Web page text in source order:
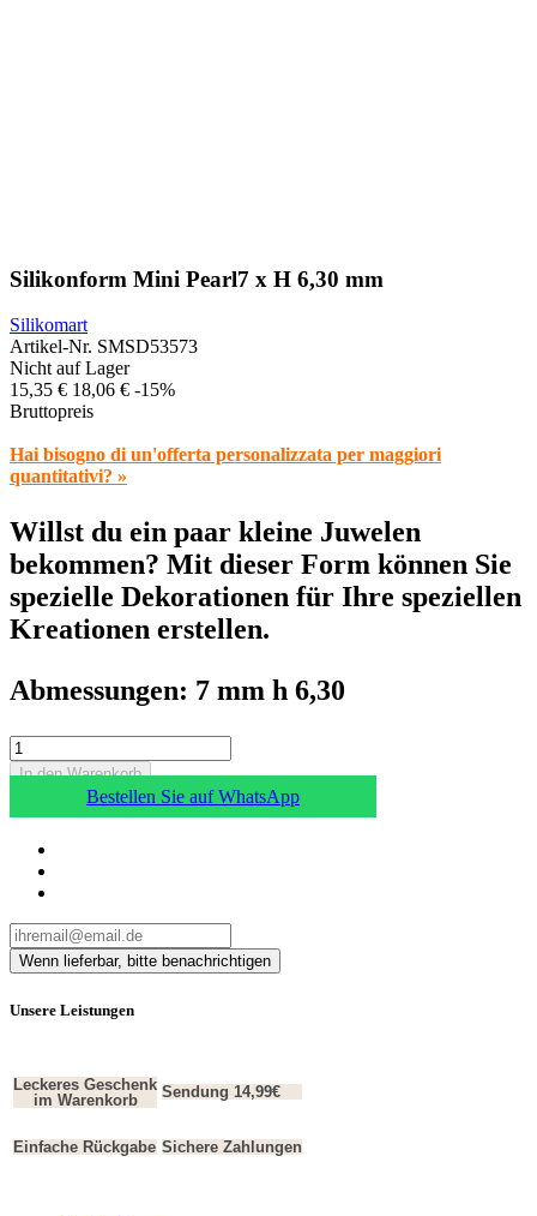
Silikonform Mini Pearl7 x H 6,30 mm
Silikomart
Artikel-Nr. SMSD53573
Nicht auf Lager
15,35 € 18,06 € -15%
Bruttopreis
Hai bisogno di un'offerta personalizzata per maggiori
quantitativi? »
Willst du ein paar kleine Juwelen
bekommen? Mit dieser Form können Sie
spezielle Dekorationen für Ihre speziellen
Kreationen erstellen.
Abmessungen: 7 mm h 6,30
In den Warenkorb
Bestellen Sie auf WhatsApp
Unsere Leistungen
Leckeres Geschenk
im Warenkorb
Sendung 14,99€
Einfache Rückgabe Sichere Zahlungen